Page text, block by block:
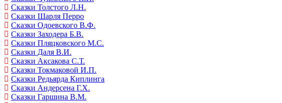
Сказки Толстого Л.Н.
Сказки Шарля Перро
Сказки Одоевского В.Ф.
Сказки Заходера Б.В.
Сказки Пляцковского М.С.
Сказки Даля В.И.
Сказки Аксакова С.Т.
Сказки Токмаковой И.П.
Сказки Редьярда Киплинга
Сказки Андерсена Г.Х.
Сказки Гаршина В.М.